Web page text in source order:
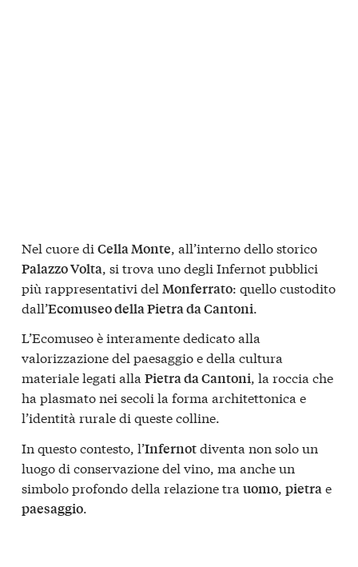
Nel cuore di Cella Monte, all’interno dello storico
Palazzo Volta, si trova uno degli Infernot pubblici
più rappresentativi del Monferrato: quello custodito
dall’Ecomuseo della Pietra da Cantoni.
L’Ecomuseo è interamente dedicato alla
valorizzazione del paesaggio e della cultura
materiale legati alla Pietra da Cantoni, la roccia che
ha plasmato nei secoli la forma architettonica e
l’identità rurale di queste colline.
In questo contesto, l’Infernotdiventa non solo un
luogo di conservazione del vino, ma anche un
simbolo profondo della relazione tra uomo, pietrae
paesaggio.